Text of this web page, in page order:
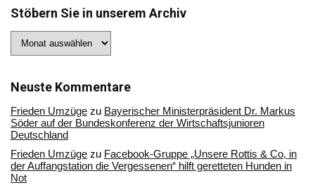
Stöbern Sie in unserem Archiv
Sie
Archiv
Neuste Kommentare
Frieden Umzüge zu Bayerischer Ministerpräsident Dr. Markus
Söder auf der Bundeskonferenz der Wirtschaftsjunioren
Deutschland
Frieden Umzüge zu Facebook-Gruppe „Unsere Rottis & Co, in
der Auffangstation die Vergessenen“ hilft geretteten Hunden in
Not